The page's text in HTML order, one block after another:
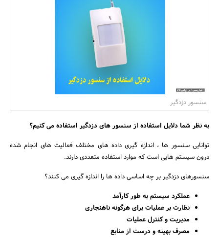
سنسور دزدگیر
به نظر شما دلایل استفاده از سنسور های دزدگیر استفاده می کنیم؟
توانایی سنسور ها ، اندازه گیری داده های مختلف فعالیت های انجام شده
درون سیستم هایی است که موارد استفاده متعددی دارند.
سنسورهای دزدگیر بر چه اساسی داده ها را اندازه گیری می کنند؟
عملکرد سیستم به طور کارآمد
نظارت بر عملیات برای هرگونه ناهنجاری
مدیریت و کنترل عملیات
مصرف بهینه و درست از منابع